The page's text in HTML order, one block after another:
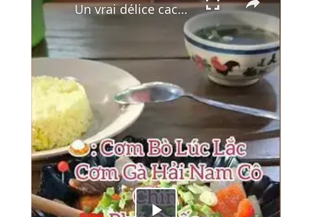
Un vrai délice caché à Phu Quoc : le Bœuf Lúc Lắc 🍚🥩